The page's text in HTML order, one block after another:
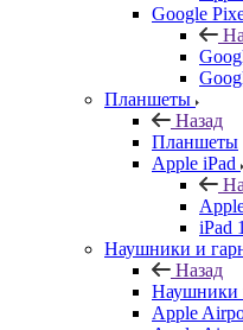
Google
Планшеты
Назад
Планшеты
Apple iPad
iPad
Наушники и
Назад
Наушники
Apple